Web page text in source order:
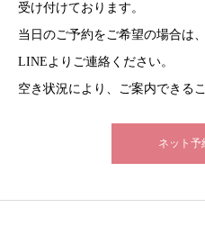
受け付けております。
当日のご予約をご希望の場合は、
LINEよりご連絡ください。
空き状況により、ご案内できる
ネット予